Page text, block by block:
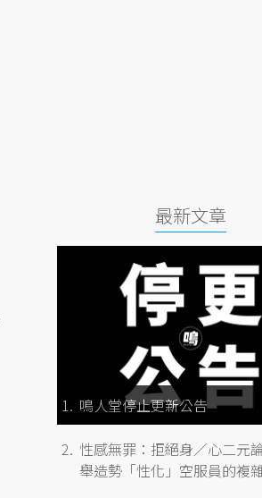
最新文章
鳴人堂停止更新公告
性感無罪：拒絕身／心二元
舉造勢「性化」空服員的複